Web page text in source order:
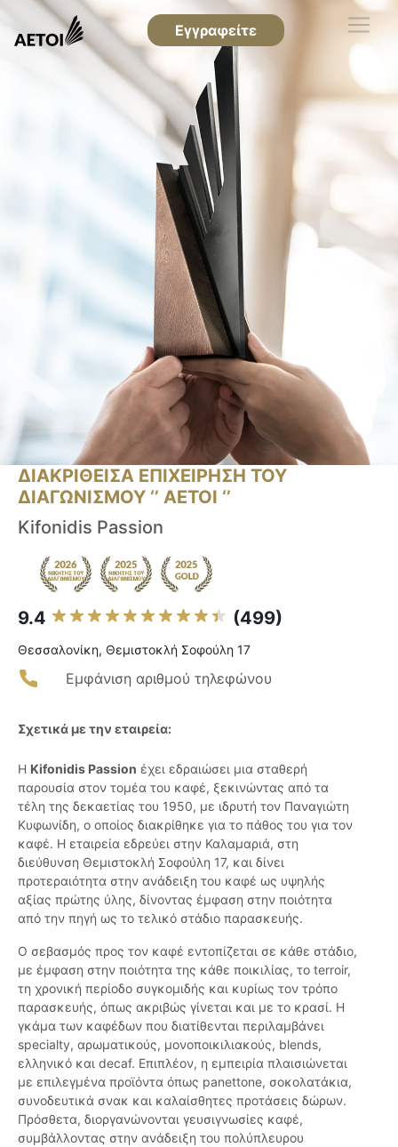
Εγγραφείτε
ΔΙΑΚΡΙΘΕΙΣΑ ΕΠΙΧΕΙΡΗΣΗ ΤΟΥ
ΔΙΑΓΩΝΙΣΜΟΥ ‘’ ΑΕΤΟΙ ‘’
Kifonidis Passion
9.4 (499)
Θεσσαλονίκη, Θεμιστοκλή Σοφούλη 17
Εμφάνιση αριθμού τηλεφώνου
Σχετικά με την εταιρεία:
Η Kifonidis Passion έχει εδραιώσει μια σταθερή
παρουσία στον τομέα του καφέ, ξεκινώντας από τα
τέλη της δεκαετίας του 1950, με ιδρυτή τον Παναγιώτη
Κυφωνίδη, ο οποίος διακρίθηκε για το πάθος του για τον
καφέ. Η εταιρεία εδρεύει στην Καλαμαριά, στη
διεύθυνση Θεμιστοκλή Σοφούλη 17, και δίνει
προτεραιότητα στην ανάδειξη του καφέ ως υψηλής
αξίας πρώτης ύλης, δίνοντας έμφαση στην ποιότητα
από την πηγή ως το τελικό στάδιο παρασκευής.
Ο σεβασμός προς τον καφέ εντοπίζεται σε κάθε στάδιο,
με έμφαση στην ποιότητα της κάθε ποικιλίας, το terroir,
τη χρονική περίοδο συγκομιδής και κυρίως τον τρόπο
παρασκευής, όπως ακριβώς γίνεται και με το κρασί. Η
γκάμα των καφέδων που διατίθενται περιλαμβάνει
specialty, αρωματικούς, μονοποικιλιακούς, blends,
ελληνικό και decaf. Επιπλέον, η εμπειρία πλαισιώνεται
με επιλεγμένα προϊόντα όπως panettone, σοκολατάκια,
συνοδευτικά σνακ και καλαίσθητες προτάσεις δώρων.
Πρόσθετα, διοργανώνονται γευσιγνωσίες καφέ,
συμβάλλοντας στην ανάδειξη του πολύπλευρου